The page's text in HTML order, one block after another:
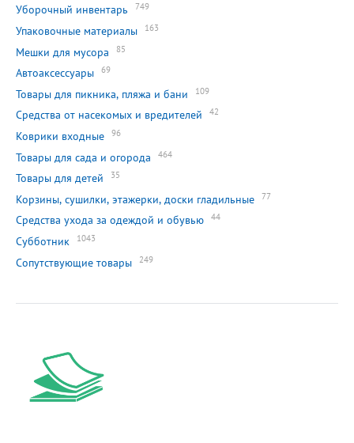
Уборочный инвентарь 749
Упаковочные материалы 163
Мешки для мусора 85
Автоаксессуары 69
Товары для пикника, пляжа и бани 109
Средства от насекомых и вредителей 42
Коврики входные 96
Товары для сада и огорода 464
Товары для детей 35
Корзины, сушилки, этажерки, доски гладильные 77
Средства ухода за одеждой и обувью 44
Субботник 1043
Сопутствующие товары 249